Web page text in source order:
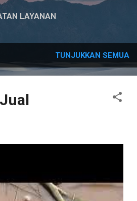
LAYANAN
TUNJUKKAN SEMUA